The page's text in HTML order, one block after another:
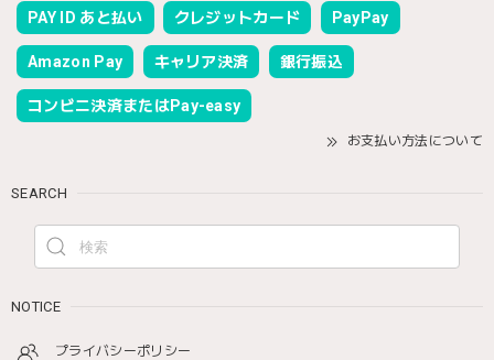
PAY ID あと払い クレジットカード PayPay
Amazon Pay キャリア決済 銀行振込
コンビニ決済またはPay-easy
お支払い方法について
SEARCH
NOTICE
プライバシーポリシー